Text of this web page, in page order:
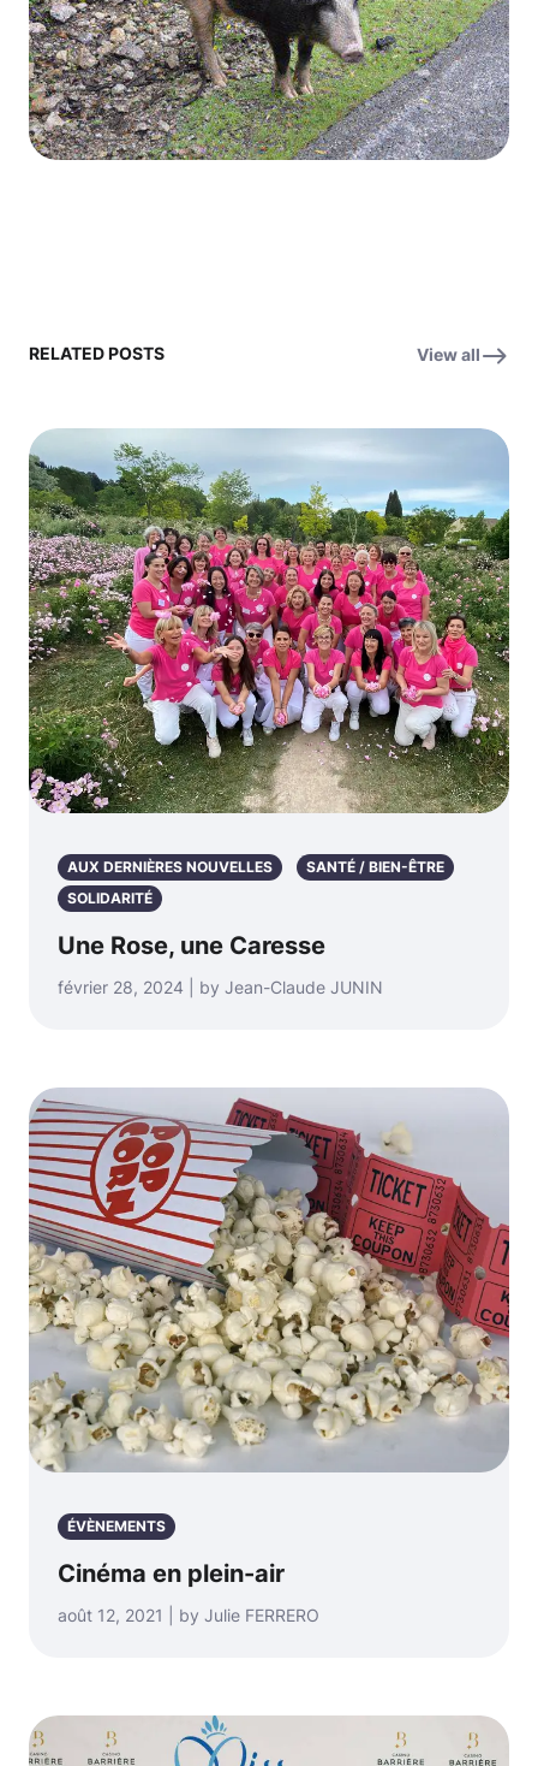
RELATED POSTS View all
AUX DERNIÈRES NOUVELLES
SANTÉ / BIEN-ÊTRE
SOLIDARITÉ
Une Rose, une Caresse
février 28, 2024 | by Jean-Claude JUNIN
ÉVÈNEMENTS
Cinéma en plein-air
août 12, 2021 | by Julie FERRERO